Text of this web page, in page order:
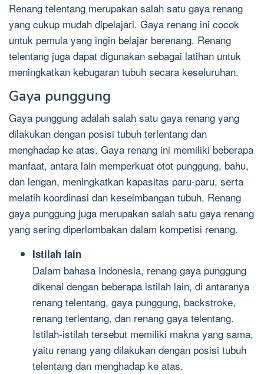
Renang telentang merupakan salah satu gaya renang
yang cukup mudah dipelajari. Gaya renang ini cocok
untuk pemula yang ingin belajar berenang. Renang
telentang juga dapat digunakan sebagai latihan untuk
meningkatkan kebugaran tubuh secara keseluruhan.
Gaya punggung
Gaya punggung adalah salah satu gaya renang yang
dilakukan dengan posisi tubuh terlentang dan
menghadap ke atas. Gaya renang ini memiliki beberapa
manfaat, antara lain memperkuat otot punggung, bahu,
dan lengan, meningkatkan kapasitas paru-paru, serta
melatih koordinasi dan keseimbangan tubuh. Renang
gaya punggung juga merupakan salah satu gaya renang
yang sering diperlombakan dalam kompetisi renang.
Istilah lain
Dalam bahasa Indonesia, renang gaya punggung
dikenal dengan beberapa istilah lain, di antaranya
renang telentang, gaya punggung, backstroke,
renang terlentang, dan renang gaya telentang.
Istilah-istilah tersebut memiliki makna yang sama,
yaitu renang yang dilakukan dengan posisi tubuh
telentang dan menghadap ke atas.